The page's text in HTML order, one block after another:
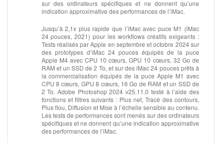
sur des ordinateurs spécifiques et ne donnent qu’une
indication approximative des performances de l’iMac.
Jusqu’à 2,1x plus rapide que l’iMac avec puce M1 (iMac
24 pouces, 2021) pour les workflows créatifs exigeants :
Tests réalisés par Apple en septembre et octobre 2024 sur
des prototypes d’iMac 24 pouces équipés de la puce
Apple M4 avec CPU 10 cœurs, GPU 10 cœurs, 32 Go de
RAM et un SSD de 2 To, et sur des iMac 24 pouces prêts à
la commerciali­sation équipés de la puce Apple M1 avec
CPU 8 cœurs, GPU 8 cœurs, 16 Go de RAM et un SSD de
2 To. Adobe Photoshop 2024 v25.11.0 testé à l’aide des
fonctions et filtres suivants : Plus net, Tracé des contours,
Plus flou, Diffusion et Mise à l’échelle sensible au contenu.
Les tests de performances sont menés sur des ordinateurs
spécifiques et ne donnent qu’une indication approximative
des performances de l’iMac.